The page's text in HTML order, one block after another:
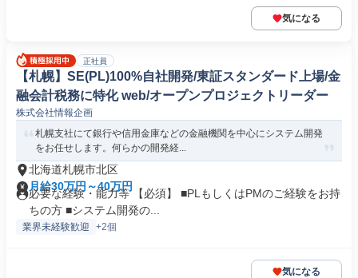
気になる
正社員
【札幌】SE(PL)100%自社開発/東証スタンダード上場/金
融会計税務に特化 web/オープンプロジェクトリーダー
株式会社情報企画
札幌支社にて銀行や信用金庫などの金融機関を中心にシステム開発
をお任せします。何らかの開発経...
北海道札幌市北区
月給30万円～40万円
必要な経験・能力等 【必須】 ■PLもしくはPMのご経験をお持
ちの方 ■システム開発の...
業界未経験歓迎 +2個
気になる